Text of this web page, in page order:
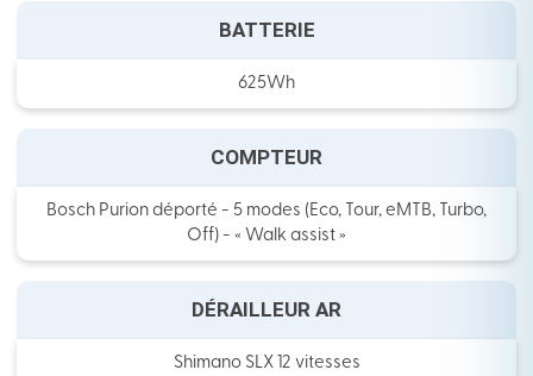
BATTERIE
625Wh
COMPTEUR
Bosch Purion déporté - 5 modes (Eco, Tour, eMTB, Turbo,
Off) - « Walk assist »
DÉRAILLEUR AR
Shimano SLX 12 vitesses